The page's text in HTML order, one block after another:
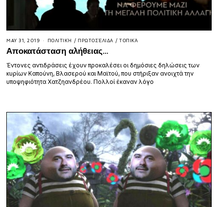
MAY 31, 2019 ΠΟΛΙΤΙΚΉ / ΠΡΩΤΟΣΈΛΙΔΑ / ΤΟΠΙΚΆ
Αποκατάσταση αλήθειας…
Έντονες αντιδράσεις έχουν προκαλέσει οι δημόσιες δηλώσεις των
κυρίων Καπούνη, Βλασερού και Μαϊτού, που στήριξαν ανοιχτά την
υποψηφιότητα Χατζηανδρέου. Πολλοί έκαναν λόγο